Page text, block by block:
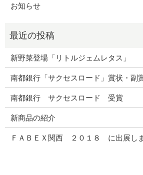
お知らせ
新野菜登場「リトルジェムレタス」
南都銀行「サクセスロード」賞状・
南都銀行 サクセスロード 受賞
新商品の紹介
ＦＡＢＥＸ関西 ２０１８ に出展しま